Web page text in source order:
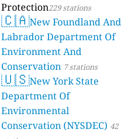
Protection229 stations
🇨🇦New Foundland And
Labrador Department Of
Environment And
Conservation 7 stations
🇺🇸New York State
Department Of
Environmental
Conservation (NYSDEC) 42